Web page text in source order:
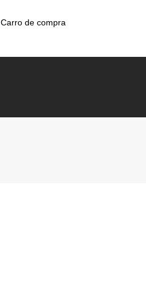
Carro de compra